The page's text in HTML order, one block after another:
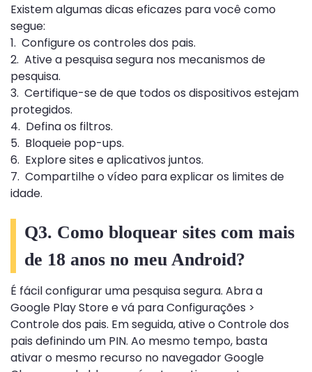
Existem algumas dicas eficazes para você como
segue:
1. Configure os controles dos pais.
2. Ative a pesquisa segura nos mecanismos de
pesquisa.
3. Certifique-se de que todos os dispositivos estejam
protegidos.
4. Defina os filtros.
5. Bloqueie pop-ups.
6. Explore sites e aplicativos juntos.
7. Compartilhe o vídeo para explicar os limites de
idade.
Q3. Como bloquear sites com mais
de 18 anos no meu Android?
É fácil configurar uma pesquisa segura. Abra a
Google Play Store e vá para Configurações >
Controle dos pais. Em seguida, ative o Controle dos
pais definindo um PIN. Ao mesmo tempo, basta
ativar o mesmo recurso no navegador Google